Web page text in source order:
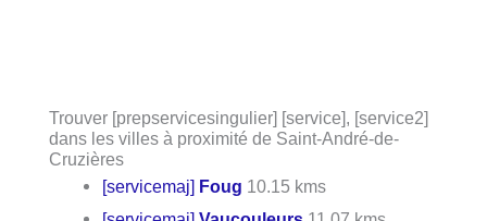
Trouver [prepservicesingulier] [service], [service2]
dans les villes à proximité de Saint-André-de-
Cruzières
[servicemaj] Foug 10.15 kms